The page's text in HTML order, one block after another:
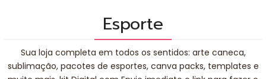
Esporte
Sua loja completa em todos os sentidos: arte caneca,
sublimação, pacotes de esportes, canva packs, templates e